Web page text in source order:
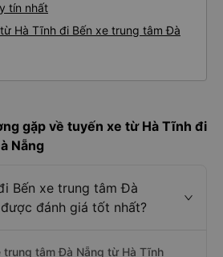
tín nhất
Hà Tĩnh đi Bến xe trung tâm Đà
gặp về tuyến xe từ Hà Tĩnh đi
Nẵng
Bến xe trung tâm Đà
đánh giá tốt nhất?
trung tâm Đà Nẵng từ Hà Tĩnh